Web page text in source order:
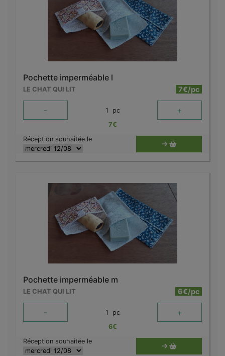
Pochette imperméable l
LE CHAT QUI LIT 7€/pc
- 1 pc +
7€
Réception souhaitée le
Pochette imperméable m
LE CHAT QUI LIT 6€/pc
- 1 pc +
6€
Réception souhaitée le